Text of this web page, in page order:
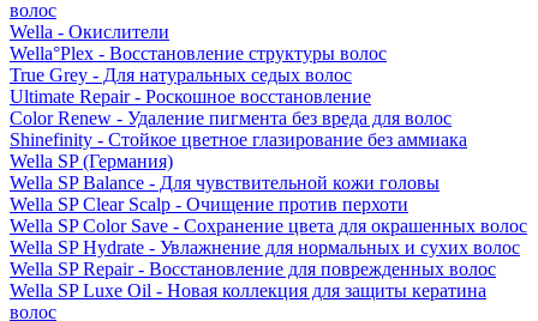
волос
Wella - Окислители
Wella°Plex - Восстановление структуры волос
True Grey - Для натуральных седых волос
Ultimate Repair - Роскошное восстановление
Color Renew - Удаление пигмента без вреда для волос
Shinefinity - Стойкое цветное глазирование без аммиака
Wella SP (Германия)
Wella SP Balance - Для чувствительной кожи головы
Wella SP Clear Scalp - Очищение против перхоти
Wella SP Color Save - Сохранение цвета для окрашенных волос
Wella SP Hydrate - Увлажнение для нормальных и сухих волос
Wella SP Repair - Восстановление для поврежденных волос
Wella SP Luxe Oil - Новая коллекция для защиты кератина
волос